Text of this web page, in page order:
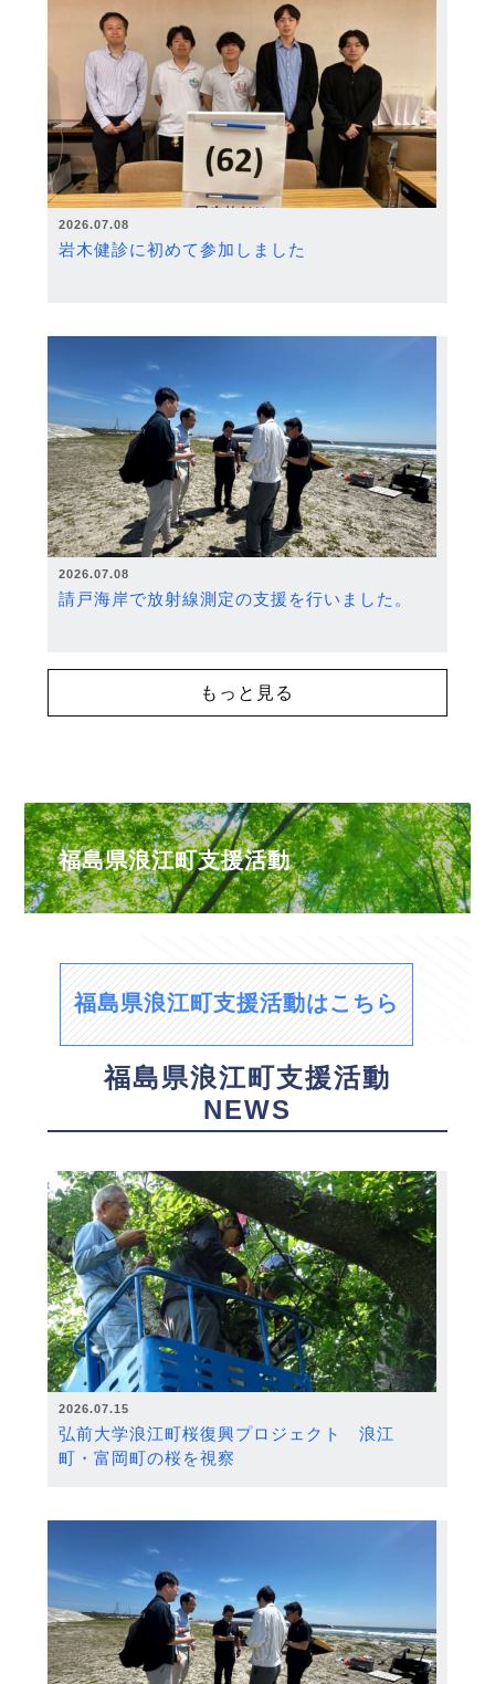
2026.07.08
岩木健診に初めて参加しました
2026.07.08
請戸海岸で放射線測定の支援を行いました。
もっと見る
福島県浪江町支援活動
福島県浪江町支援活動はこちら
福島県浪江町支援活動
NEWS
2026.07.15
弘前大学浪江町桜復興プロジェクト 浪江
町・富岡町の桜を視察